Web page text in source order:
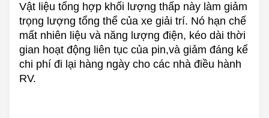
Vật liệu tổng hợp khối lượng thấp này làm giảm
trọng lượng tổng thể của xe giải trí. Nó hạn chế
mất nhiên liệu và năng lượng điện, kéo dài thời
gian hoạt động liên tục của pin,và giảm đáng kể
chi phí đi lại hàng ngày cho các nhà điều hành
RV.